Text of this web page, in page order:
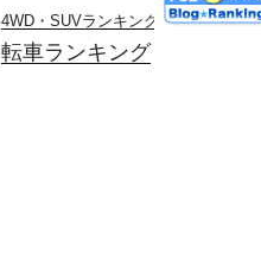
4WD・SUVランキング
転車ランキング